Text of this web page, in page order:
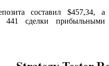
составил $457,34, а
сделки прибыльными